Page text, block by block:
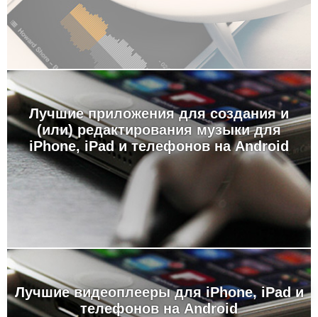
Лучшие приложения для создания и
(или) редактирования музыки для
iPhone, iPad и телефонов на Android
Лучшие видеоплееры для iPhone, iPad и
телефонов на Android